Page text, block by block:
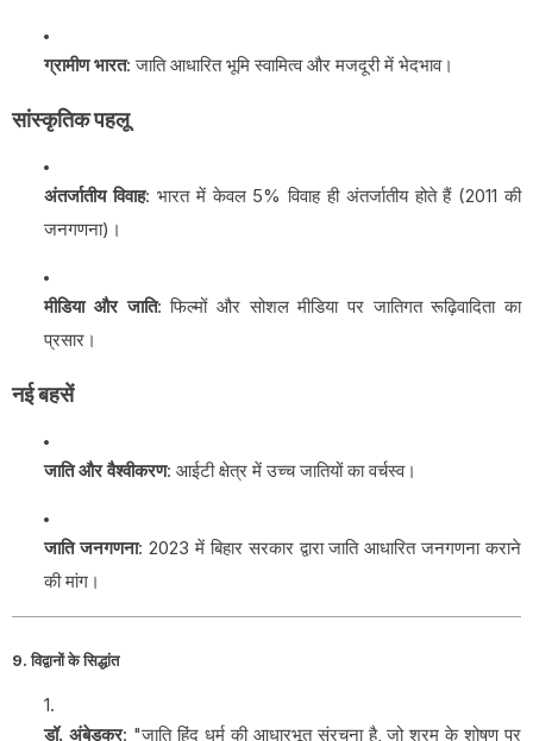
ग्रामीण भारत: जाति आधारित भूमि स्वामित्व और मजदूरी में भेदभाव।
सांस्कृतिक पहलू
अंतर्जातीय विवाह: भारत में केवल 5% विवाह ही अंतर्जातीय होते हैं (2011 की
जनगणना)।
मीडिया और जाति: फिल्मों और सोशल मीडिया पर जातिगत रूढ़िवादिता का
प्रसार।
नई बहसें
जाति और वैश्वीकरण: आईटी क्षेत्र में उच्च जातियों का वर्चस्व।
जाति जनगणना: 2023 में बिहार सरकार द्वारा जाति आधारित जनगणना कराने
की मांग।
9. विद्वानों के सिद्धांत
डॉ. अंबेडकर: "जाति हिंदू धर्म की आधारभूत संरचना है, जो श्रम के शोषण पर